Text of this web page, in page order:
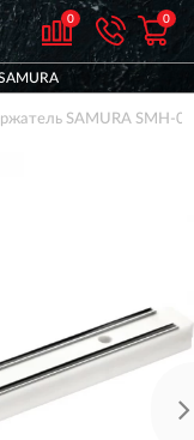
0 0
SAMURA SMH-